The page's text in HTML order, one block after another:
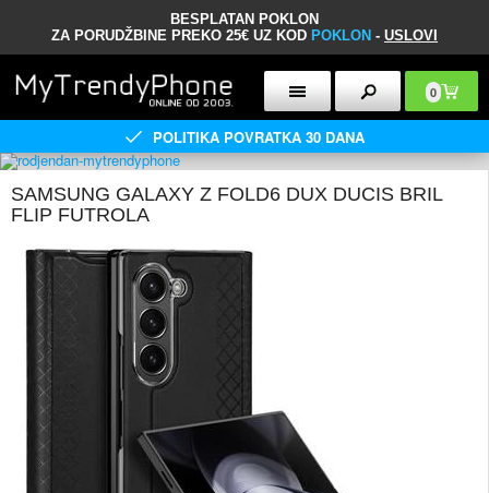
BESPLATAN POKLON
ZA PORUDŽBINE PREKO 25€ UZ KOD POKLON - USLOVI
0
POLITIKA POVRATKA 30 DANA
SAMSUNG GALAXY Z FOLD6 DUX DUCIS BRIL
FLIP FUTROLA